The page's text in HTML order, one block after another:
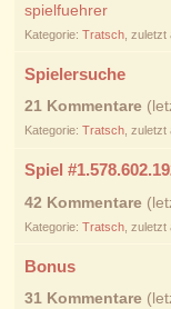
spielfuehrer
Kategorie: Tratsch, zuletzt
Spielersuche
21 Kommentare
Kategorie: Tratsch, zuletzt
Spiel
42 Kommentare
Kategorie: Tratsch, zuletzt
Bonus
31 Kommentare